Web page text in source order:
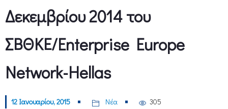
Δεκεμβρίου 2014 του
ΣΒΘΚΕ/Enterprise Europe
Network-Hellas
12 Ιανουαρίου, 2015 Νέα 305